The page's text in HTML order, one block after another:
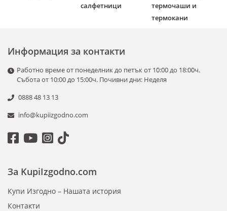
салфетници
термочаши и
термокани
Информация за контакти
Работно време от понеделник до петък от 10:00 до 18:00ч.
Събота от 10:00 до 15:00ч. Почивни дни: Неделя
0888 48 13 13
info@kupiizgodno.com
За KupiIzgodno.com
Купи Изгодно – Нашата история
Контакти